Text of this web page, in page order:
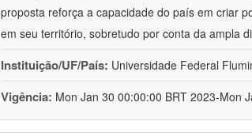
proposta reforça a capacidade do país em criar
em seu território, sobretudo por conta da ampla
Instituição/UF/País: Universidade Federal
Vigência: Mon Jan 30 00:00:00 BRT 2023-Mon